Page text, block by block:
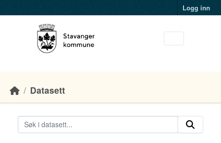
Logg inn
Datasett